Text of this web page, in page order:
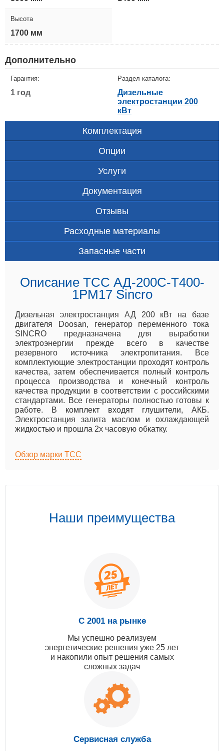
Высота
1700 мм
Дополнительно
Гарантия:
1 год
Раздел каталога:
Дизельные
электростанции 200
кВт
Комплектация
Опции
Услуги
Документация
Отзывы
Расходные материалы
Запасные части
Описание ТСС АД-200С-Т400-
1РМ17 Sincro
Дизельная электростанция АД 200 кВт на базе
двигателя Doosan, генератор переменного тока
SINCRO предназначена для выработки
электроэнергии прежде всего в качестве
резервного источника электропитания. Все
комплектующие электростанции проходят контроль
качества, затем обеспечивается полный контроль
процесса производства и конечный контроль
качества продукции в соответствии с российскими
стандартами. Все генераторы полностью готовы к
работе. В комплект входят глушители, АКБ.
Электростанция залита маслом и охлаждающей
жидкостью и прошла 2х часовую обкатку.
Обзор марки ТСС
Наши преимущества
С 2001 на рынке
Мы успешно реализуем
энергетические решения уже 25 лет
и накопили опыт решения самых
сложных задач
Сервисная служба